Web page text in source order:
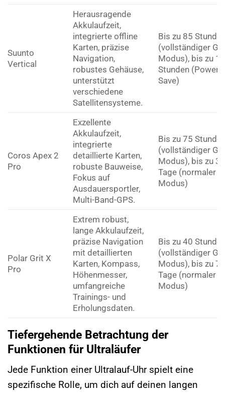
Suunto
Vertical
Herausragende
Akkulaufzeit,
integrierte offline
Karten, präzise
Navigation,
robustes Gehäuse,
unterstützt
verschiedene
Satellitensysteme.
Bis zu 85
(vollständiger
Modus), bis zu
Stunden (Power
Save)
Coros Apex 2
Pro
Exzellente
Akkulaufzeit,
integrierte
detaillierte Karten,
robuste Bauweise,
Fokus auf
Ausdauersportler,
Multi-Band-GPS.
Bis zu 75
(vollständiger
Modus), bis zu 30
Tage (normaler
Modus)
Polar Grit X
Pro
Extrem robust,
lange Akkulaufzeit,
präzise Navigation
mit detaillierten
Karten, Kompass,
Höhenmesser,
umfangreiche
Trainings- und
Erholungsdaten.
Bis zu 40
(vollständiger
Modus), bis zu 7
Tage (normaler
Modus)
Tiefergehende Betrachtung der
Funktionen für Ultraläufer
Jede Funktion einer Ultralauf-Uhr spielt eine
spezifische Rolle, um dich auf deinen langen